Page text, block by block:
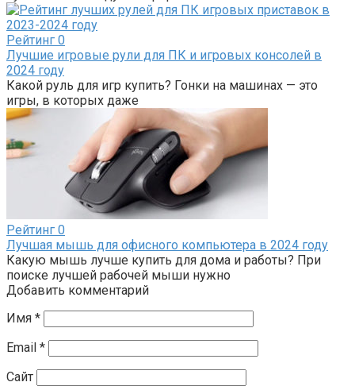
Рейтинг 0
Лучшие игровые рули для ПК и игровых консолей в
2024 году
Какой руль для игр купить? Гонки на машинах — это
игры, в которых даже
Рейтинг 0
Лучшая мышь для офисного компьютера в 2024 году
Какую мышь лучше купить для дома и работы? При
поиске лучшей рабочей мыши нужно
Добавить комментарий
Имя *
Email *
Сайт